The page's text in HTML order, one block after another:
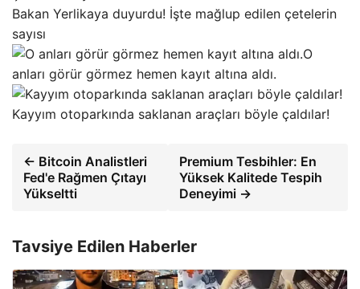
Bakan Yerlikaya duyurdu! İşte mağlup edilen çetelerin
sayısı
O
anları görür görmez hemen kayıt altına aldı.
Kayyım otoparkında saklanan araçları böyle çaldılar!
← Bitcoin Analistleri
Fed'e Rağmen Çıtayı
Yükseltti
Premium Tesbihler: En
Yüksek Kalitede Tespih
Deneyimi →
Tavsiye Edilen Haberler